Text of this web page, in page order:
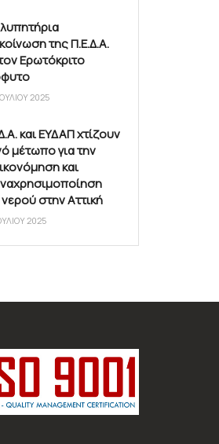
της Π.Ε.Δ.Α.
Ερωτόκριτο
2025
και ΕΥΔΑΠ χτίζουν
μέτωπο για την
και
στην Αττική
2025